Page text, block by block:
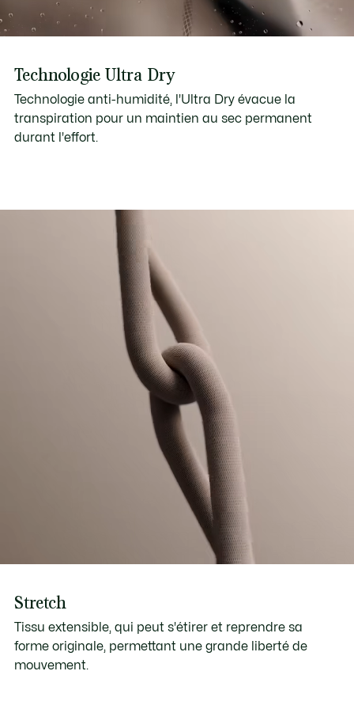
Technologie Ultra Dry
Technologie anti-humidité, l'Ultra Dry évacue la
transpiration pour un maintien au sec permanent
durant l'effort.
Stretch
Tissu extensible, qui peut s'étirer et reprendre sa
forme originale, permettant une grande liberté de
mouvement.